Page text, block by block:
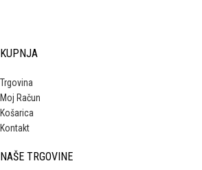
KUPNJA
Trgovina
Moj Račun
Košarica
Kontakt
NAŠE TRGOVINE